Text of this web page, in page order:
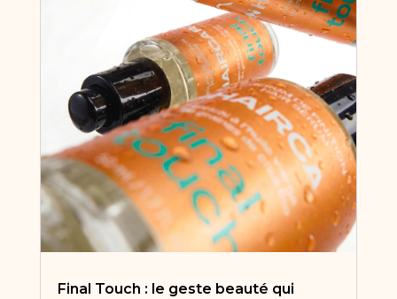
Final Touch : le geste beauté qui